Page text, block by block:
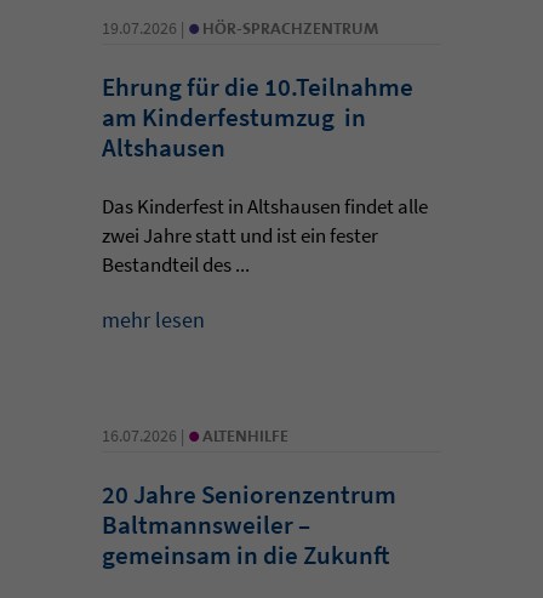
19.07.2026 | • HÖR-SPRACHZENTRUM
Ehrung für die 10.Teilnahme
am Kinderfestumzug in
Altshausen
Das Kinderfest in Altshausen findet alle
zwei Jahre statt und ist ein fester
Bestandteil des ...
mehr lesen
16.07.2026 | • ALTENHILFE
20 Jahre Seniorenzentrum
Baltmannsweiler –
gemeinsam in die Zukunft